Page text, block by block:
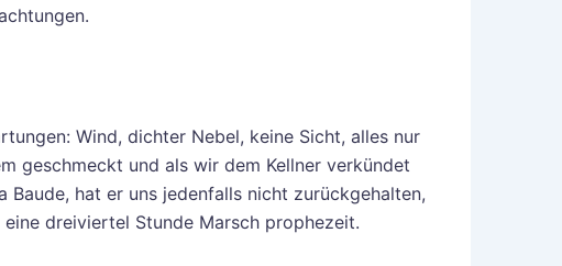
Wind, dichter Nebel, keine Sicht, alles nur
geschmeckt und als wir dem Kellner verkündet
hat er uns jedenfalls nicht zurückgehalten,
dreiviertel Stunde Marsch prophezeit.